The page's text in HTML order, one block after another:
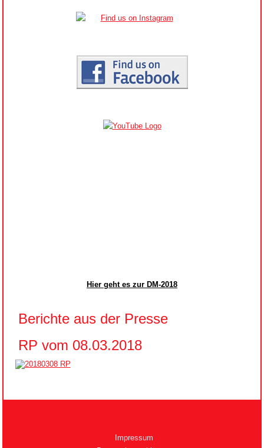
Hier geht es zur DM-2018
Berichte aus der Presse
RP vom 08.03.2018
Impressum